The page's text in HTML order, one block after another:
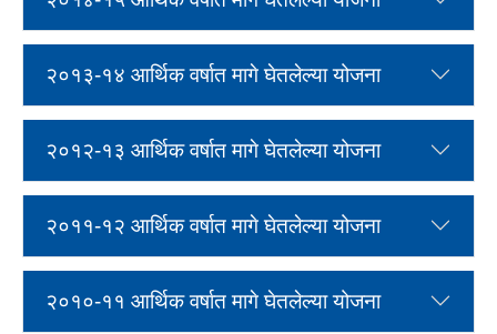
२०१३-१४ आर्थिक वर्षात मागे घेतलेल्या योजना
२०१२-१३ आर्थिक वर्षात मागे घेतलेल्या योजना
२०११-१२ आर्थिक वर्षात मागे घेतलेल्या योजना
२०१०-११ आर्थिक वर्षात मागे घेतलेल्या योजना